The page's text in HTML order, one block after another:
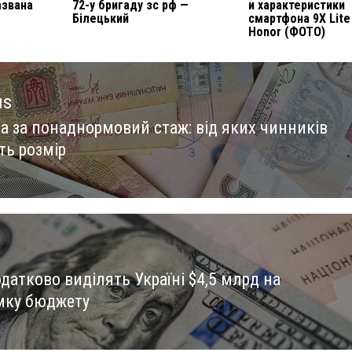
72-у бригаду зс рф —
Білецький
и характеристики
смартфона 9X
Honor (ФОТО)
за понаднормовий стаж: від яких чинників
розмір
виділять Україні $4,5 млрд на
бюджету